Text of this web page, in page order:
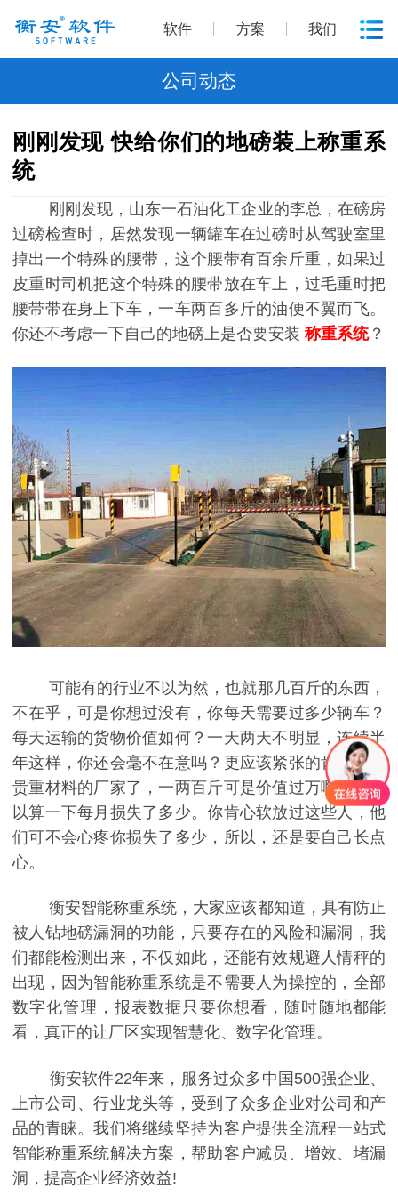
软件 方案 我们
公司动态
刚刚发现 快给你们的地磅装上称重系
统
刚刚发现，山东一石油化工企业的李总，在磅房
过磅检查时，居然发现一辆罐车在过磅时从驾驶室里
掉出一个特殊的腰带，这个腰带有百余斤重，如果过
皮重时司机把这个特殊的腰带放在车上，过毛重时把
腰带带在身上下车，一车两百多斤的油便不翼而飞。
你还不考虑一下自己的地磅上是否要安装 称重系统？
可能有的行业不以为然，也就那几百斤的东西，
不在乎，可是你想过没有，你每天需要过多少辆车？
每天运输的货物价值如何？一天两天不明显，连续半
年这样，你还会毫不在意吗？更应该紧张的肯定要数
贵重材料的厂家了，一两百斤可是价值过万啊，你可
以算一下每月损失了多少。你肯心软放过这些人，他
们可不会心疼你损失了多少，所以，还是要自己长点
心。
衡安智能称重系统，大家应该都知道，具有防止
被人钻地磅漏洞的功能，只要存在的风险和漏洞，我
们都能检测出来，不仅如此，还能有效规避人情秤的
出现，因为智能称重系统是不需要人为操控的，全部
数字化管理，报表数据只要你想看，随时随地都能
看，真正的让厂区实现智慧化、数字化管理。
衡安软件22年来，服务过众多中国500强企业、
上市公司、行业龙头等，受到了众多企业对公司和产
品的青睐。我们将继续坚持为客户提供全流程一站式
智能称重系统解决方案，帮助客户减员、增效、堵漏
洞，提高企业经济效益!